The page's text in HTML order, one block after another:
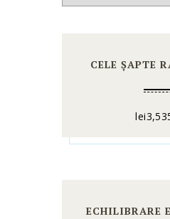
CELE ȘAPTE
lei
ECHILIBRARE